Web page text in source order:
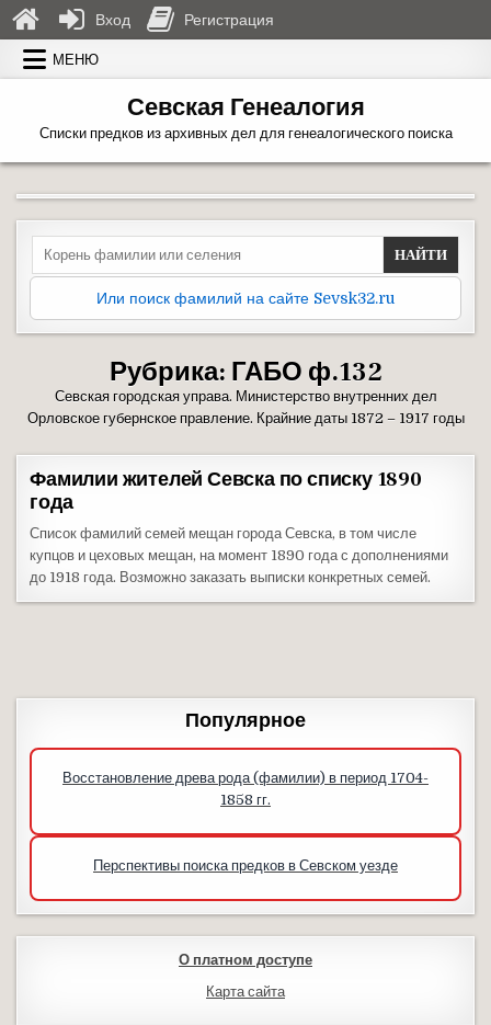
Перейти к содержимому
МЕНЮ
Севская Генеалогия
Списки предков из архивных дел для генеалогического поиска
Search for:
Или поиск фамилий на сайте Sevsk32.ru
Рубрика: ГАБО ф.132
Севская городская управа. Министерство внутренних дел
Орловское губернское правление. Крайние даты 1872 – 1917 годы
Фамилии жителей Севска по списку 1890
года
Список фамилий семей мещан города Севска, в том числе
купцов и цеховых мещан, на момент 1890 года с дополнениями
до 1918 года. Возможно заказать выписки конкретных семей.
Популярное
Восстановление древа рода (фамилии) в период 1704-
1858 гг.
Перспективы поиска предков в Севском уезде
О платном доступе
Карта сайта
Вход Регистрация